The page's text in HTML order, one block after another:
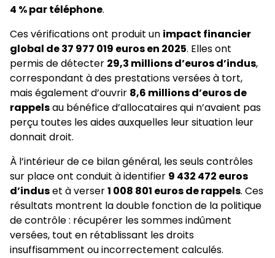
4 % par téléphone.
Ces vérifications ont produit un impact financier
global de 37 977 019 euros en 2025. Elles ont
permis de détecter 29,3 millions d’euros d’indus,
correspondant à des prestations versées à tort,
mais également d’ouvrir 8,6 millions d’euros de
rappelsau bénéfice d’allocataires qui n’avaient pas
perçu toutes les aides auxquelles leur situation leur
donnait droit.
À l’intérieur de ce bilan général, les seuls contrôles
sur place ont conduit à identifier 9 432 472 euros
d’induset à verser1 008 801 euros de rappels. Ces
résultats montrent la double fonction de la politique
de contrôle : récupérer les sommes indûment
versées, tout en rétablissant les droits
insuffisamment ou incorrectement calculés.